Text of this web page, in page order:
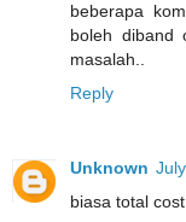
beberapa
boleh diband
masalah..
Reply
Unknown
biasa total